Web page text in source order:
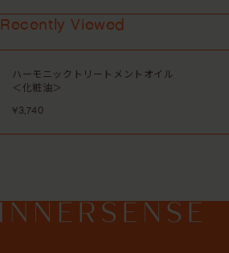
Recently Viewed
ハーモニックトリートメントオイル
＜化粧油＞
¥3,740